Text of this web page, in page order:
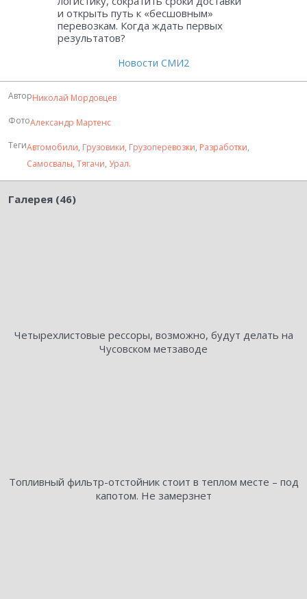
и открыть путь к «бесшовным»
перевозкам. Когда ждать первых
результатов?
Новости СМИ2
АвторНиколай Мордовцев
ФотоАлександр Мартенс
ТегиАвтомобили, Грузовики, Грузоперевозки, Разработки,
Самосвалы, Тягачи, Урал.
Галерея (46)
Четырехлистовые рессоры, возможно, будут делать на
Чусовском метзаводе
Топливный фильтр-отстойник стоит в теплом месте – под
капотом. Не замерзнет